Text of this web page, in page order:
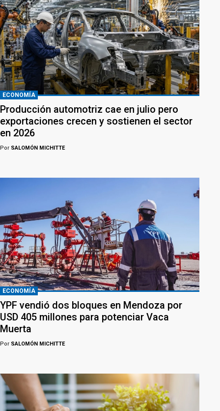
ECONOMÍA
Producción automotriz cae en julio pero
exportaciones crecen y sostienen el sector
en 2026
Por SALOMÓN MICHITTE
ECONOMÍA
YPF vendió dos bloques en Mendoza por
USD 405 millones para potenciar Vaca
Muerta
Por SALOMÓN MICHITTE